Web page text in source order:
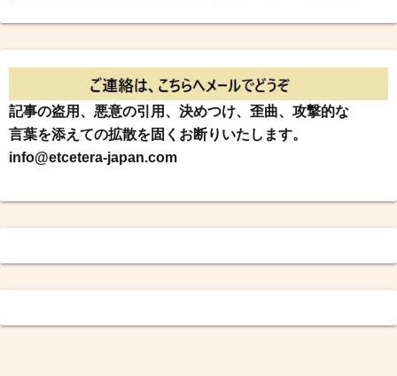
記事の盗用、悪意の引用、決めつけ、歪曲、攻撃的な
言葉を添えての拡散を固くお断りいたします。
info@etcetera-japan.com